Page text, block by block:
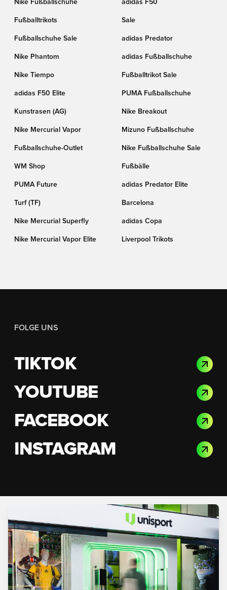
Nike Fußballschuhe adidas F50
Fußballtrikots Sale
Fußballschuhe Sale adidas Predator
Nike Phantom adidas Fußballschuhe
Nike Tiempo Fußballtrikot Sale
adidas F50 Elite PUMA Fußballschuhe
Kunstrasen (AG) Nike Breakout
Nike Mercurial Vapor Mizuno Fußballschuhe
Fußballschuhe-Outlet Nike Fußballschuhe Sale
WM Shop Fußbälle
PUMA Future adidas Predator Elite
Turf (TF) Barcelona
Nike Mercurial Superfly adidas Copa
Nike Mercurial Vapor Elite Liverpool Trikots
FOLGE UNS
TIKTOK
YOUTUBE
FACEBOOK
INSTAGRAM